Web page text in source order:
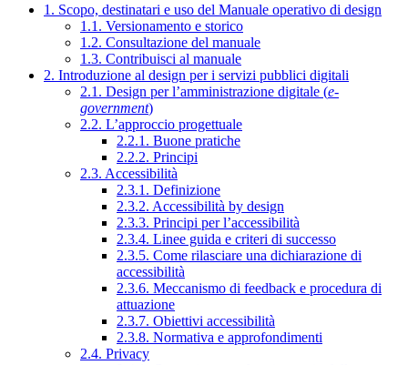
1. Scopo, destinatari e uso del Manuale operativo di design
1.1. Versionamento e storico
1.2. Consultazione del manuale
1.3. Contribuisci al manuale
2. Introduzione al design per i servizi pubblici digitali
2.1. Design per l’amministrazione digitale (e-
government)
2.2. L’approccio progettuale
2.2.1. Buone pratiche
2.2.2. Principi
2.3. Accessibilità
2.3.1. Definizione
2.3.2. Accessibilità by design
2.3.3. Principi per l’accessibilità
2.3.4. Linee guida e criteri di successo
2.3.5. Come rilasciare una dichiarazione di
accessibilità
2.3.6. Meccanismo di feedback e procedura di
attuazione
2.3.7. Obiettivi accessibilità
2.3.8. Normativa e approfondimenti
2.4. Privacy